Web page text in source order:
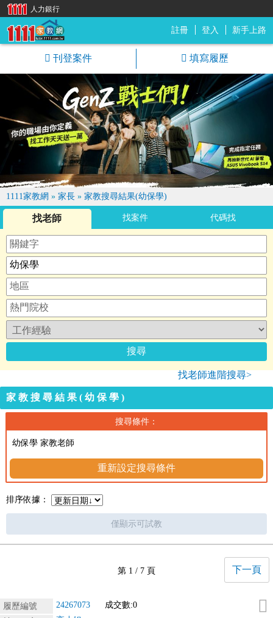
註冊 登入 新手上路
刊登案件 填寫履歷
1111家教網 » 家長 » 家教搜尋結果(幼保學)
找老師 找案件 代碼找
找老師進階搜尋>
家教搜尋結果(幼保學)
搜尋條件：
幼保學 家教老師
重新設定搜尋條件
排序依據：
僅顯示可試教
第 1 / 7 頁 下一頁
履歷編號 24267073
成交數:0
人力銀行